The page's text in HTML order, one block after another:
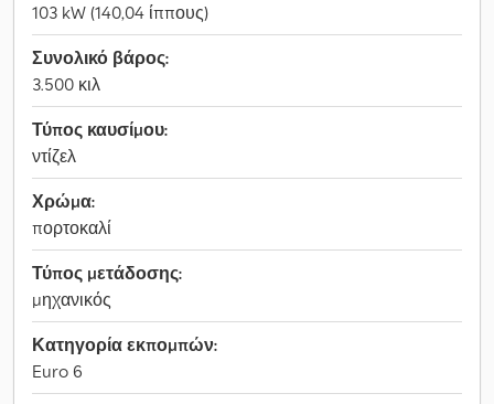
103 kW (140,04 ίππους)
Συνολικό βάρος:
3.500 κιλ
Τύπος καυσίμου:
ντίζελ
Χρώμα:
πορτοκαλί
Τύπος μετάδοσης:
μηχανικός
Κατηγορία εκπομπών:
Euro 6